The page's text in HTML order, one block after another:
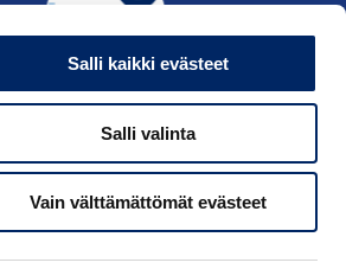
Salli kaikki evästeet
Salli valinta
Vain välttämättömät evästeet
HAE ANSIOMERKKIÄ ›